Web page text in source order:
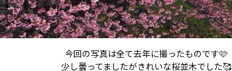
今回の写真は全て去年に撮ったものです🩷
少し曇ってましたがきれいな桜並木でした🥰